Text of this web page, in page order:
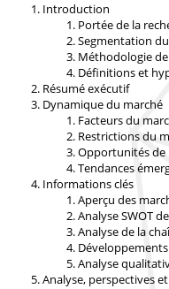
Introduction
Portée de la
Segmentation
Méthodologie
Définitions et
Résumé exécutif
Dynamique du marché
Facteurs du
Restrictions du
Opportunités de
Tendances
Informations clés
Aperçu des
Analyse SWOT
Analyse de la
Analyse
Analyse, perspectives